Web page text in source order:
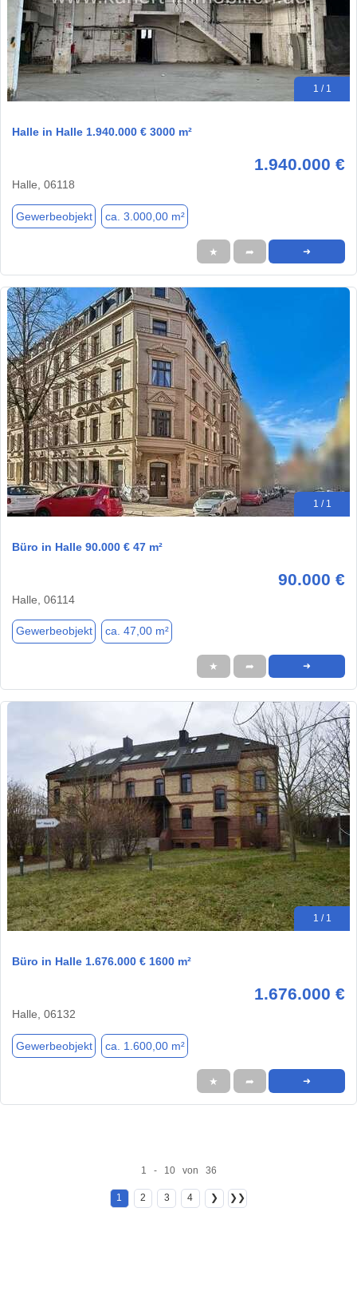
1 / 1
Halle in Halle 1.940.000 € 3000 m²
1.940.000 €
Halle, 06118
Gewerbeobjekt ca. 3.000,00 m²
★ ➦ ➜
1 / 1
Büro in Halle 90.000 € 47 m²
90.000 €
Halle, 06114
Gewerbeobjekt ca. 47,00 m²
★ ➦ ➜
1 / 1
Büro in Halle 1.676.000 € 1600 m²
1.676.000 €
Halle, 06132
Gewerbeobjekt ca. 1.600,00 m²
★ ➦ ➜
1 - 10 von 36
1 2 3 4 ❯ ❯❯